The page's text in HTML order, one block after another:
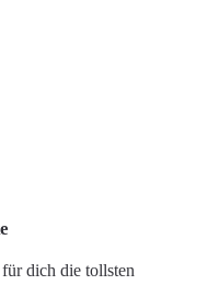
dich die tollsten